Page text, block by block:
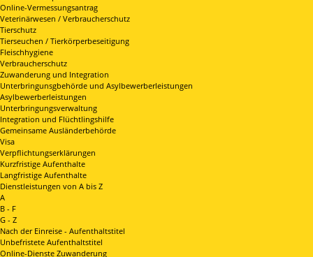
Online-Vermessungsantrag
Veterinärwesen / Verbraucherschutz
Tierschutz
Tierseuchen / Tierkörperbeseitigung
Fleischhygiene
Verbraucherschutz
Zuwanderung und Integration
Unterbringunsgbehörde und Asylbewerberleistungen
Asylbewerberleistungen
Unterbringungsverwaltung
Integration und Flüchtlingshilfe
Gemeinsame Ausländerbehörde
Visa
Verpflichtungserklärungen
Kurzfristige Aufenthalte
Langfristige Aufenthalte
Dienstleistungen von A bis Z
A
B - F
G - Z
Nach der Einreise - Aufenthaltstitel
Unbefristete Aufenthaltstitel
Online-Dienste Zuwanderung